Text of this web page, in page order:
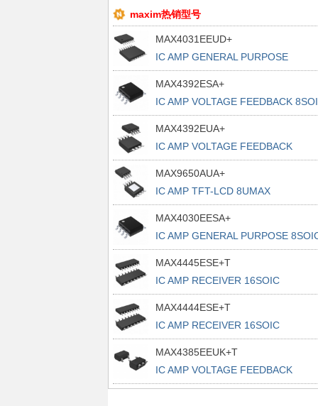
maxim热销型号
MAX4031EEUD+
IC AMP GENERAL PURPOSE
14TSSOP
MAX4392ESA+
IC AMP VOLTAGE FEEDBACK
MAX4392EUA+
IC AMP VOLTAGE FEEDBACK
8UMAX
MAX9650AUA+
IC AMP TFT-LCD 8UMAX
MAX4030EESA+
IC AMP GENERAL PURPOSE
MAX4445ESE+T
IC AMP RECEIVER 16SOIC
MAX4444ESE+T
IC AMP RECEIVER 16SOIC
MAX4385EEUK+T
IC AMP VOLTAGE FEEDBACK
SOT23-5